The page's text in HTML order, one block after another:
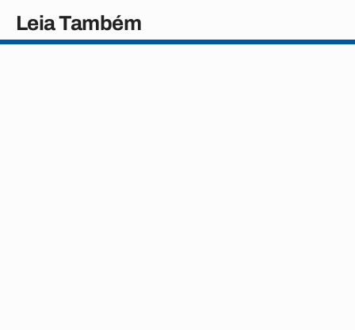
Leia Também